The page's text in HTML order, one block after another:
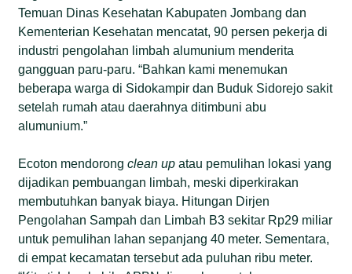
Temuan Dinas Kesehatan Kabupaten Jombang dan
Kementerian Kesehatan mencatat, 90 persen pekerja di
industri pengolahan limbah alumunium menderita
gangguan paru-paru. “Bahkan kami menemukan
beberapa warga di Sidokampir dan Buduk Sidorejo sakit
setelah rumah atau daerahnya ditimbuni abu
alumunium.”
Ecoton mendorongclean up atau pemulihan lokasi yang
dijadikan pembuangan limbah, meski diperkirakan
membutuhkan banyak biaya. Hitungan Dirjen
Pengolahan Sampah dan Limbah B3 sekitar Rp29 miliar
untuk pemulihan lahan sepanjang 40 meter. Sementara,
di empat kecamatan tersebut ada puluhan ribu meter.